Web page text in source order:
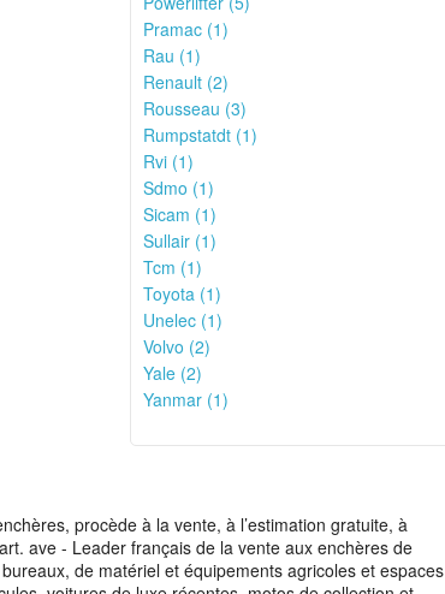
Pramac (1)
Rau (1)
Renault (2)
Rousseau (3)
Rumpstatdt (1)
Rvi (1)
Sdmo (1)
Sicam (1)
Sullair (1)
Tcm (1)
Toyota (1)
Unelec (1)
Volvo (2)
Yale (2)
Yanmar (1)
procède à la vente, à l’estimation gratuite, à
ave - Leader français de la vente aux enchères de
de matériel et équipements agricoles et espaces